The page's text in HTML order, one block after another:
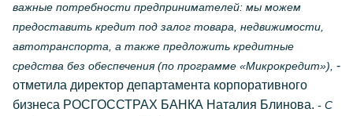
важные потребности предпринимателей: мы можем
предоставить кредит под залог товара, недвижимости,
автотранспорта, а также предложить кредитные
средства без обеспечения (по программе «Микрокредит»), -
отметила директор департамента корпоративного
бизнеса РОСГОССТРАХ БАНКА Наталия Блинова. - С